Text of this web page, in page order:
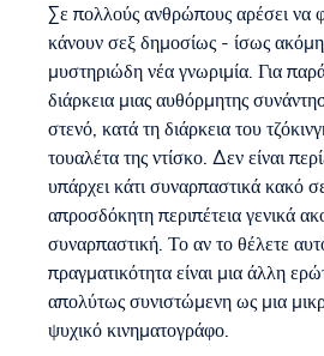
Σε πολλούς ανθρώπους αρέσει να
κάνουν σεξ δημοσίως - ίσως
μυστηριώδη νέα γνωριμία. Για
διάρκεια μιας αυθόρμητης
στενό, κατά τη διάρκεια του
τουαλέτα της ντίσκο. Δεν είναι
υπάρχει κάτι συναρπαστικά κακό
απροσδόκητη περιπέτεια γενικά
συναρπαστική. Το αν το θέλετε
πραγματικότητα είναι μια άλλη
απολύτως συνιστώμενη ως μια
ψυχικό κινηματογράφο.